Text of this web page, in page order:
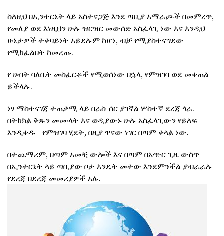
ስለዚህ በኢንተርኔት ላይ አስተናጋጅ እንደ ጣቢያ አማራጮች በመምረጥ,
የመለያ ወደ እነዚህን ሁሉ ዝርዝር መውሰድ አስፈላጊ ነው እና እንዲህ
ሁኔታዎች ተቀባይነት አይደሉም ከሆነ, ብቻ የሚያስተናግደው
የሚከፈልበት ከመረጡ.
የ ሀብት ባለቤት መስፈርቶች የሚወሰነው በኋላ, የምዝገባ ወደ መቀጠል
ይችላሉ.
ነፃ ማስተናገጃ ተጠቃሚ ላይ በራስ-ሰር ያገኛል ሦስተኛ ደረጃ ጎራ.
በትክክል ቅጹን መሙላት እና ወዲያውኑ ሁሉ አስፈላጊውን የይለፍ
እንዲቀዱ - የምዝገባ ሂደት, በዚያ ዋናው ነገር በጣም ቀላል ነው.
በተጨማሪም, በጣም አመቺ ውሎች እና በጣም በአጭር ጊዜ ውስጥ
በኢንተርኔት ላይ ጣቢያው ቦታ እንዴት መተው እንደምንችል ያብራራሉ
የደረጃ በደረጃ መመሪያዎች አሉ.